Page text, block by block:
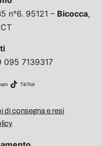
n°6. 95121 – Bicocca,
7139317
TikTok
di consegna e resi